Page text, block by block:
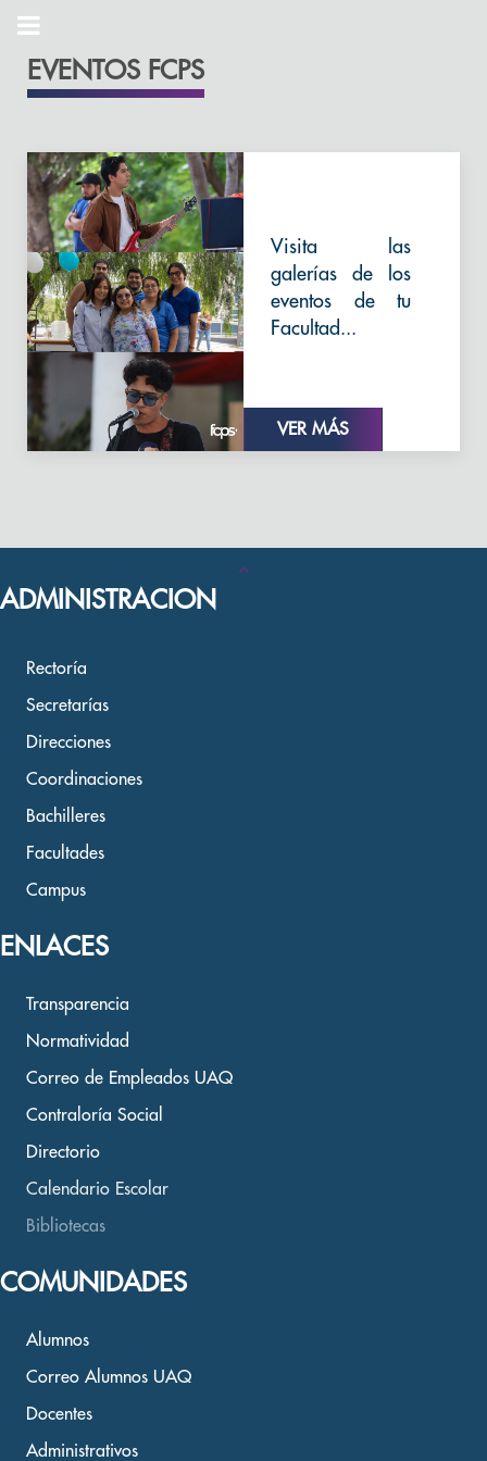
EVENTOS FCPS
Visita las
galerías de los
eventos de tu
Facultad...
VER MÁS
ADMINISTRACION
Rectoría
Secretarías
Direcciones
Coordinaciones
Bachilleres
Facultades
Campus
ENLACES
Transparencia
Normatividad
Correo de Empleados UAQ
Contraloría Social
Directorio
Calendario Escolar
Bibliotecas
COMUNIDADES
Alumnos
Correo Alumnos UAQ
Docentes
Administrativos